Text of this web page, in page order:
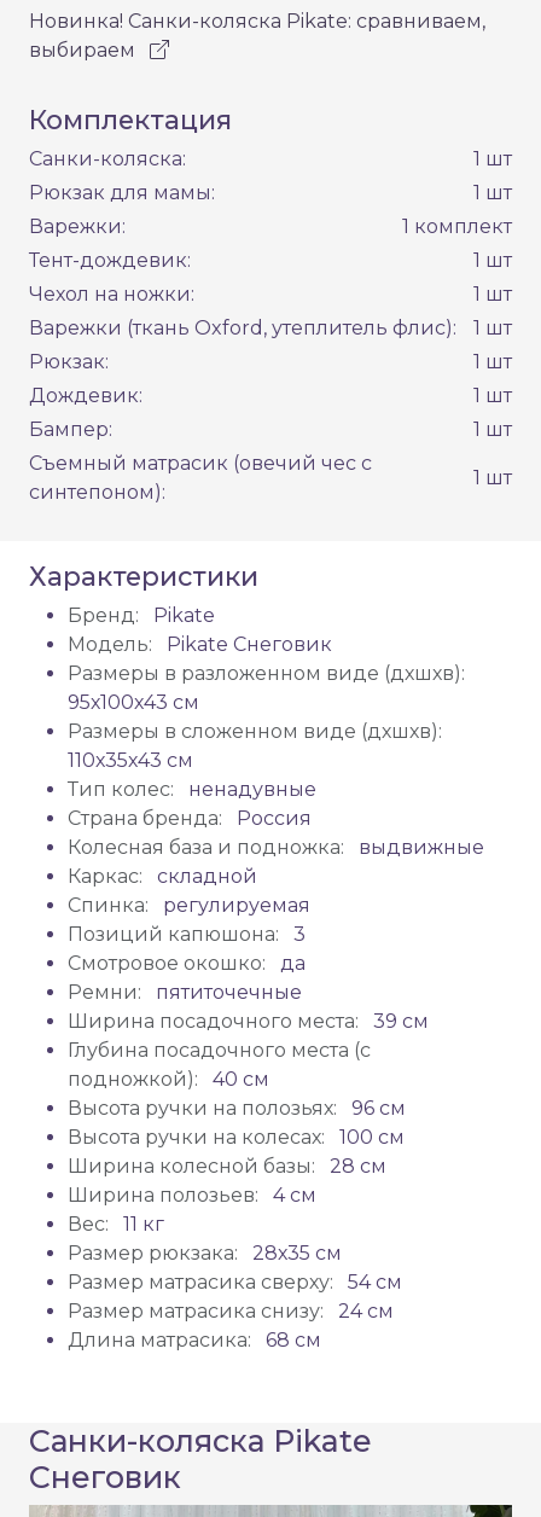
Новинка! Санки-коляска Pikate: сравниваем,
выбираем
Комплектация
Санки-коляска:
1 шт
Рюкзак для мамы:
1 шт
Варежки:
1 комплект
Тент-дождевик:
1 шт
Чехол на ножки:
1 шт
Варежки (ткань Oxford, утеплитель флис):
1 шт
Рюкзак:
1 шт
Дождевик:
1 шт
Бампер:
1 шт
Съемный матрасик (овечий чес с
синтепоном):
1 шт
Характеристики
Бренд:
Pikate
Модель:
Pikate Снеговик
Размеры в разложенном виде (дхшхв):
95х100х43 см
Размеры в сложенном виде (дхшхв):
110х35х43 см
Тип колес:
ненадувные
Страна бренда:
Россия
Колесная база и подножка:
выдвижные
Каркас:
складной
Спинка:
регулируемая
Позиций капюшона:
3
Смотровое окошко:
да
Ремни:
пятиточечные
Ширина посадочного места:
39 см
Глубина посадочного места (с
подножкой):
40 см
Высота ручки на полозьях:
96 см
Высота ручки на колесах:
100 см
Ширина колесной базы:
28 см
Ширина полозьев:
4 см
Вес:
11 кг
Размер рюкзака:
28х35 см
Размер матрасика сверху:
54 см
Размер матрасика снизу:
24 см
Длина матрасика:
68 см
Санки-коляска Pikate
Снеговик